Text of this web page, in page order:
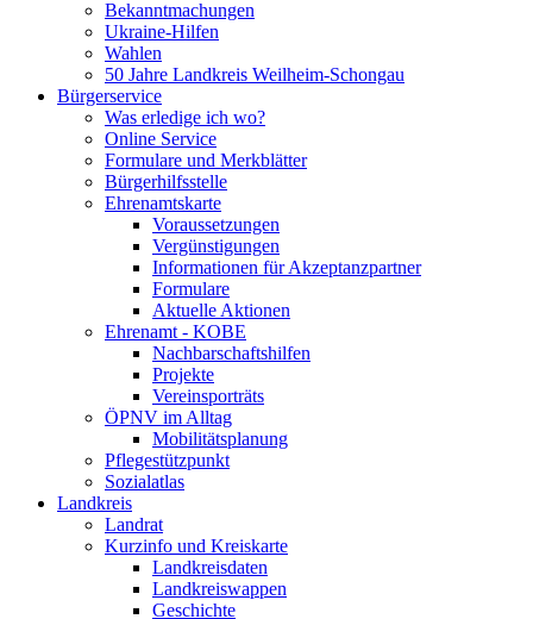
Bekanntmachungen
Ukraine-Hilfen
Wahlen
50 Jahre Landkreis Weilheim-Schongau
Bürgerservice
Was erledige ich wo?
Online Service
Formulare und Merkblätter
Bürgerhilfsstelle
Ehrenamtskarte
Voraussetzungen
Vergünstigungen
Informationen für Akzeptanzpartner
Formulare
Aktuelle Aktionen
Ehrenamt - KOBE
Nachbarschaftshilfen
Projekte
Vereinsporträts
ÖPNV im Alltag
Mobilitätsplanung
Pflegestützpunkt
Sozialatlas
Landkreis
Landrat
Kurzinfo und Kreiskarte
Landkreisdaten
Landkreiswappen
Geschichte